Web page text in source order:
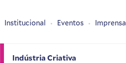
Indústria Criativa
Institucional Eventos Imprensa